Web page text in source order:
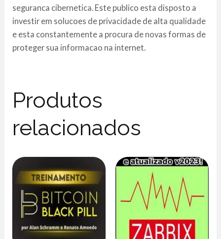
seguranca cibernetica. Este publico esta disposto a
investir em solucoes de privacidade de alta qualidade
e esta constantemente a procura de novas formas de
proteger sua informacao na internet.
Produtos
relacionados